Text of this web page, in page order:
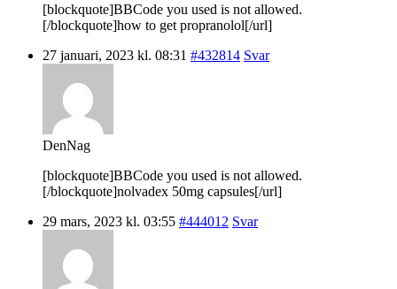
[blockquote]BBCode you used is not allowed.
[/blockquote]how to get propranolol[/url]
27 januari, 2023 kl. 08:31 #432814 Svar
DenNag
[blockquote]BBCode you used is not allowed.
[/blockquote]nolvadex 50mg capsules[/url]
29 mars, 2023 kl. 03:55 #444012 Svar